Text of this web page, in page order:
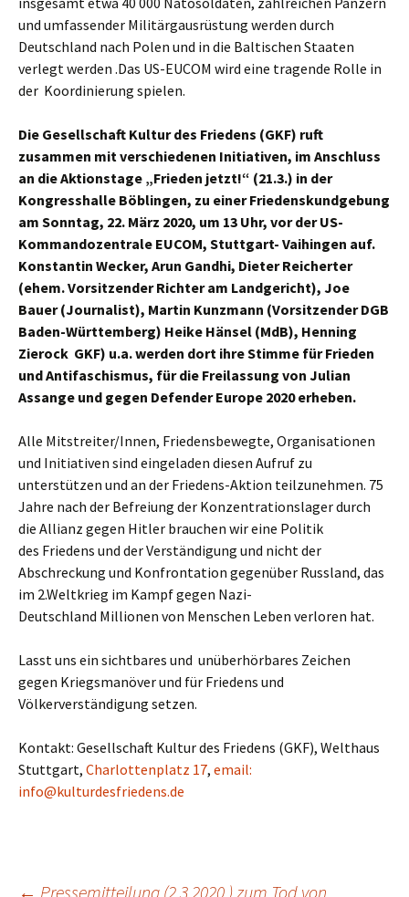
und umfassender Militärgausrüstung werden durch
Deutschland nach Polen und in die Baltischen Staaten
verlegt werden .Das US-EUCOM wird eine tragende Rolle in
der Koordinierung spielen.
Die Gesellschaft Kultur des Friedens (GKF) ruft
zusammen mit verschiedenen Initiativen, im Anschluss
an dieAktionstage „Frieden jetzt!“ (21.3.) in der
Kongresshalle Böblingen, zu einer Friedenskundgebung
am Sonntag, 22. März 2020, um 13 Uhr, vor der US-
Kommandozentrale EUCOM, Stuttgart- Vaihingen auf.
Konstantin Wecker, Arun Gandhi, Dieter Reicherter
(ehem. Vorsitzender Richter am Landgericht), Joe
Bauer (Journalist), Martin Kunzmann (Vorsitzender DGB
Baden-Württemberg) Heike Hänsel (MdB), Henning
Zierock GKF) u.a. werden dort ihre Stimme für Frieden
und Antifaschismus, für die Freilassung von Julian
Assange und gegen Defender Europe 2020 erheben.
Alle Mitstreiter/Innen, Friedensbewegte, Organisationen
und Initiativen sind eingeladen diesen Aufruf zu
unterstützen und an der Friedens-Aktion teilzunehmen. 75
Jahre nach der Befreiung der Konzentrationslager durch
die Allianz gegen Hitler brauchen wir eine Politik
des Friedens und der Verständigung und nicht der
Abschreckung und Konfrontation gegenüber Russland, das
im 2.Weltkrieg im Kampf gegen Nazi-
Deutschland Millionen von Menschen Leben verloren hat.
Lasst uns ein sichtbares und unüberhörbares Zeichen
gegen Kriegsmanöver und für Friedens und
Völkerverständigung setzen.
Kontakt: Gesellschaft Kultur des Friedens (GKF), Welthaus
Stuttgart, Charlottenplatz 17, email:
info@kulturdesfriedens.de
← Pressemitteilung (2.3.2020 ) zum Tod von